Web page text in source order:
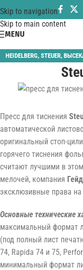
Skip to navigation
Skip to main content
MENU
HEIDELBERG, STEUER,
Пресс для тиснения
автоматической
оригинальный стоп-
горячего тиснения
считают лучшими в
мелочей, компания
эксклюзивные права
Основные технические
максимальный формат
(под полный лист
74, Rapida 74 и 75,
минимальный формат